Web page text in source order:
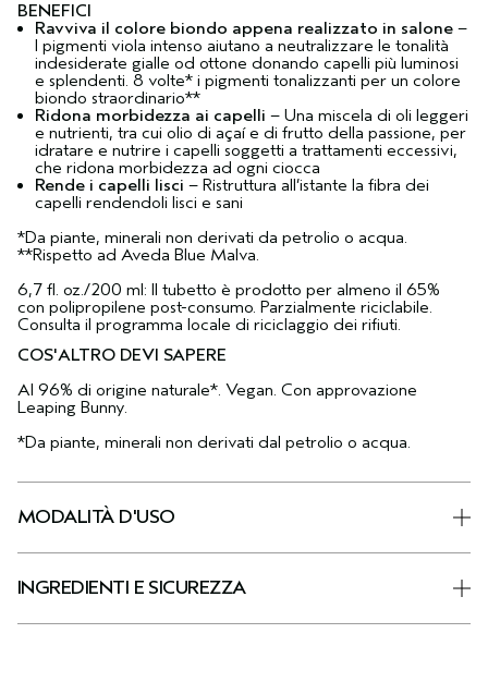
BENEFICI
Ravviva il colore biondo appena realizzato in salone –
I pigmenti viola intenso aiutano a neutralizzare le tonalità
indesiderate gialle od ottone donando capelli più luminosi
e splendenti. 8 volte* i pigmenti tonalizzanti per un colore
biondo straordinario**
Ridona morbidezza ai capelli – Una miscela di oli leggeri
e nutrienti, tra cui olio di açaí e di frutto della passione, per
idratare e nutrire i capelli soggetti a trattamenti eccessivi,
che ridona morbidezza ad ogni ciocca
Rende i capelli lisci – Ristruttura all’istante la fibra dei
capelli rendendoli lisci e sani
*Da piante, minerali non derivati da petrolio o acqua.
**Rispetto ad Aveda Blue Malva.
6,7 fl. oz./200 ml: Il tubetto è prodotto per almeno il 65%
con polipropilene post-consumo. Parzialmente riciclabile.
Consulta il programma locale di riciclaggio dei rifiuti.
COS'ALTRO DEVI SAPERE
Al 96% di origine naturale*. Vegan. Con approvazione
Leaping Bunny.
*Da piante, minerali non derivati dal petrolio o acqua.
MODALITÀ D'USO
INGREDIENTI E SICUREZZA